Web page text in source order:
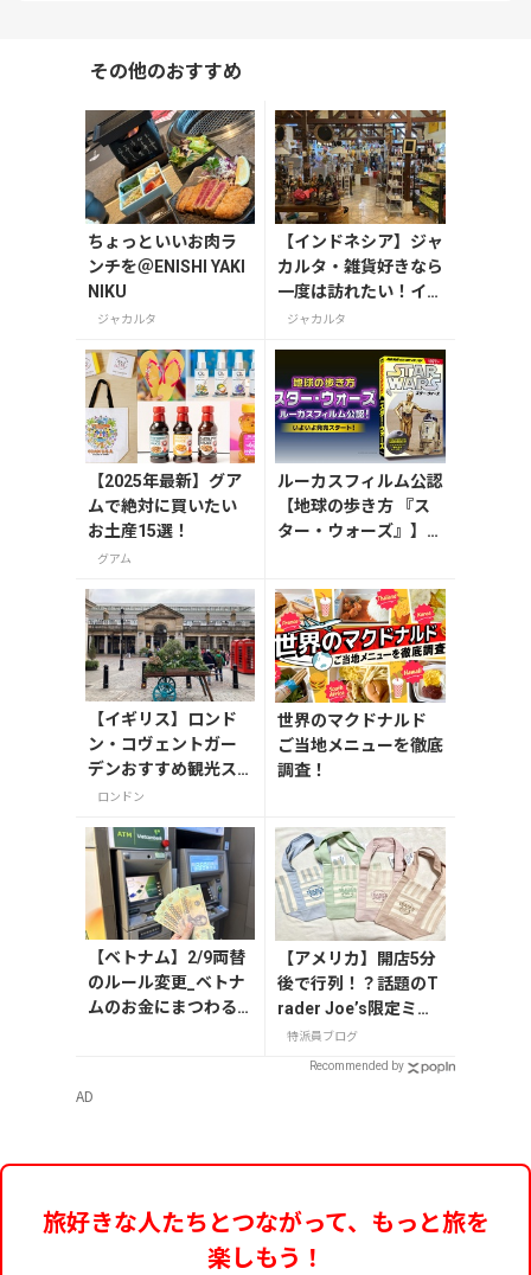
その他のおすすめ
ちょっといいお肉ラ
ンチを＠ENISHI YAKI
NIKU
ジャカルタ
【インドネシア】ジャ
カルタ・雑貨好きなら
一度は訪れたい！イン
ドネシアの魅力が詰ま
ジャカルタ
【2025年最新】グア
ムで絶対に買いたい
お土産15選！
グアム
ルーカスフィルム公認
【地球の歩き方 『ス
ター・ウォーズ』】が
の特製リバーシブル帯
付き
【イギリス】ロンド
ン・コヴェントガー
デンおすすめ観光ス
ポット3つ！
ロンドン
世界のマクドナルド
ご当地メニューを徹底
調査！
【ベトナム】2/9両替
のルール変更_ベトナ
ムのお金にまつわる
【アメリカ】開店5分
後で行列！？話題のT
rader Joe’s限定ミニ
トート発売日レポ
特派員ブログ
Recommended by
AD
旅好きな人たちとつながって、もっと旅を
楽しもう！